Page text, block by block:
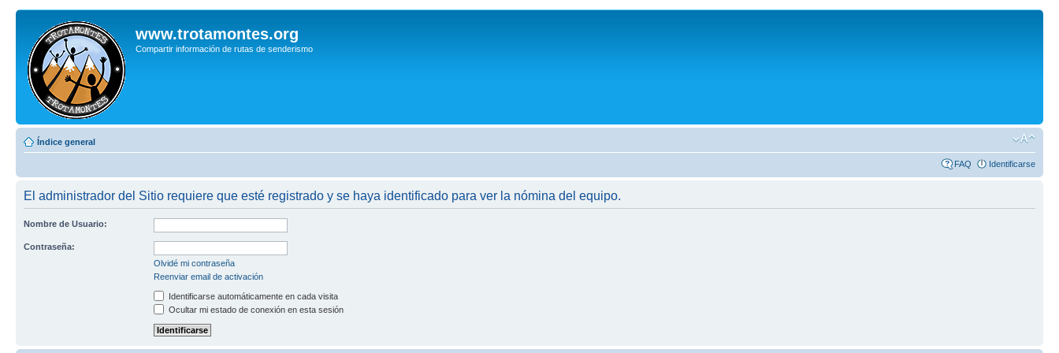
www.trotamontes.org
Compartir información de rutas de senderismo
Índice general
FAQ Identificarse
El administrador del Sitio requiere que esté registrado y se haya identificado para ver la nómina del equipo.
Nombre de Usuario:
Contraseña:
Olvidé mi contraseña
Reenviar email de activación
Identificarse automáticamente en cada visita
Ocultar mi estado de conexión en esta sesión